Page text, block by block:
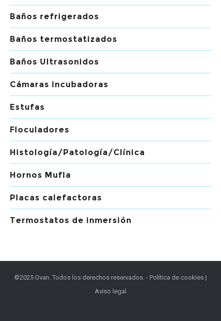
Baños refrigerados
Baños termostatizados
Baños Ultrasonidos
Cámaras incubadoras
Estufas
Floculadores
Histología/Patología/Clínica
Hornos Mufla
Placas calefactoras
Termostatos de inmersión
©2025 Ovan. Todos los derechos reservados. - Política de cookies |
Aviso legal